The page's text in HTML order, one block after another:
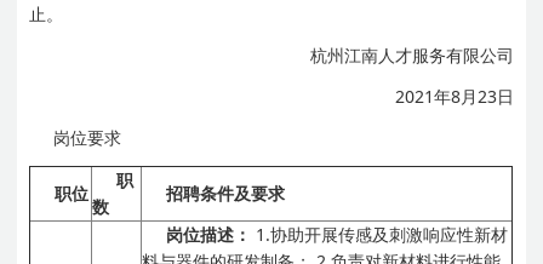
止。
杭州江南人才服务有限公司
2021年8月23日
岗位要求
职位
职
数
招聘条件及要求
岗位描述： 1.协助开展传感及刺激响应性新材